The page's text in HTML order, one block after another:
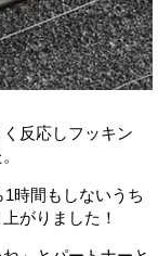
反応しフッキン
時間もしないうち
がりました！